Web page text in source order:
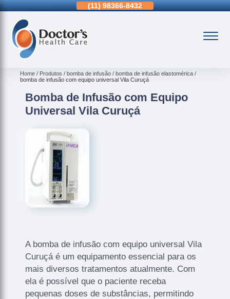
3963-0036 (11)98366-8432 (15)3326-9334
Home Produtos bomba de infusão
bomba de infusão elastomérica
bomba de infusão com equipo universal Vila Curuçá
Bomba de Infusão com Equipo
Universal Vila Curuçá
A bomba de infusão com equipo universal Vila
Curuçá é um equipamento essencial para os
mais diversos tratamentos atualmente. Com
ela é possível que o paciente receba
pequenas doses de substâncias, permitindo